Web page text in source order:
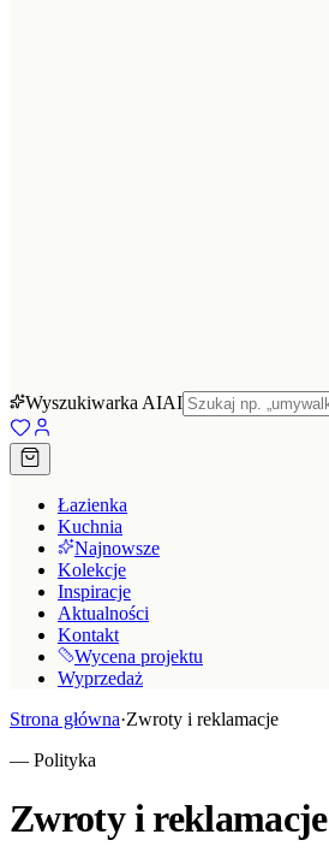
Wyszukiwarka AIAI
Łazienka
Kuchnia
Najnowsze
Kolekcje
Inspiracje
Aktualności
Kontakt
Wycena projektu
Wyprzedaż
Strona główna·Zwroty i reklamacje
— Polityka
Zwroty i reklamacje